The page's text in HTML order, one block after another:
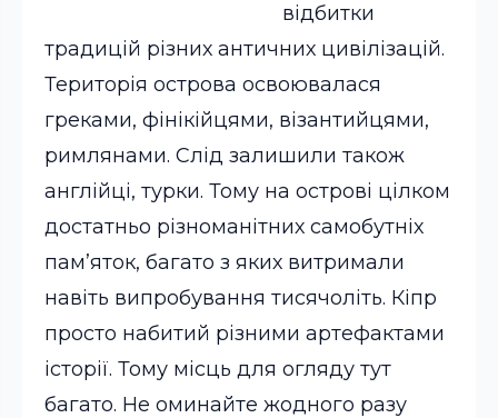
відбитки
традицій різних античних цивілізацій.
Територія острова освоювалася
греками, фінікійцями, візантийцями,
римлянами. Слід залишили також
англійці, турки. Тому на острові цілком
достатньо різноманітних самобутніх
пам’яток, багато з яких витримали
навіть випробування тисячоліть. Кіпр
просто набитий різними артефактами
історії. Тому місць для огляду тут
багато. Не оминайте жодного разу